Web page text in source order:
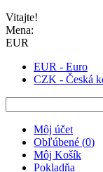
Vitajte!
Mena:
EUR
EUR - Euro
CZK - Česká
Môj účet
Obľúbené (0)
Môj Košík
Pokladňa